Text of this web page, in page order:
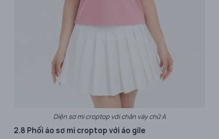
Diện sơ mi croptop với chân váy chữ A
2.8 Phối áo sơ mi croptop với áo gile